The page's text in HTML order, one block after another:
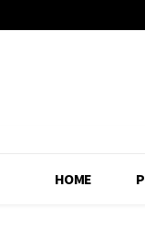
HOME